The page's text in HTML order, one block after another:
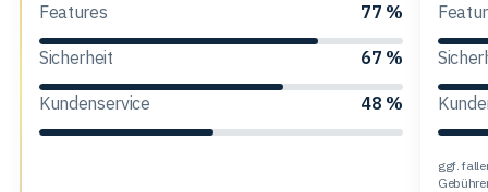
Rohstoffe
Finanzen
Features 77 %
Sicherheit 67 %
Kundenservice 48 %
ggf.